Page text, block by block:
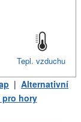
Tepl. vzduchu
| Alternativní
hory